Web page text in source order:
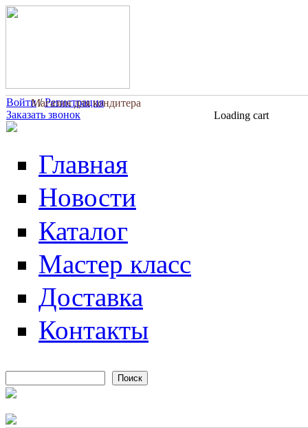
Перейти к основному содержанию
Магазин для кондитера
Войти/Регистрация
Заказать звонок
Loading cart
Главная
Новости
Каталог
Мастер класс
Доставка
Контакты
Форма поиска